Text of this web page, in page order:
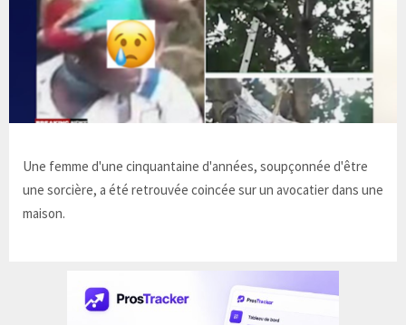
Une femme d'une cinquantaine d'années, soupçonnée d'être
une sorcière, a été retrouvée coincée sur un avocatier dans une
maison.